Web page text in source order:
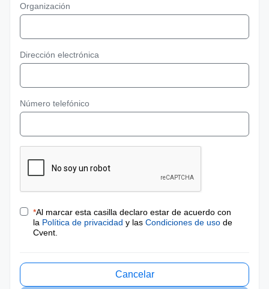
Organización
Dirección electrónica
Número telefónico
*Al marcar esta casilla declaro estar de acuerdo con
la Política de privacidad y las Condiciones de uso de
Cvent.
Cancelar